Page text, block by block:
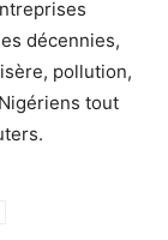
décennies,
pollution,
tout